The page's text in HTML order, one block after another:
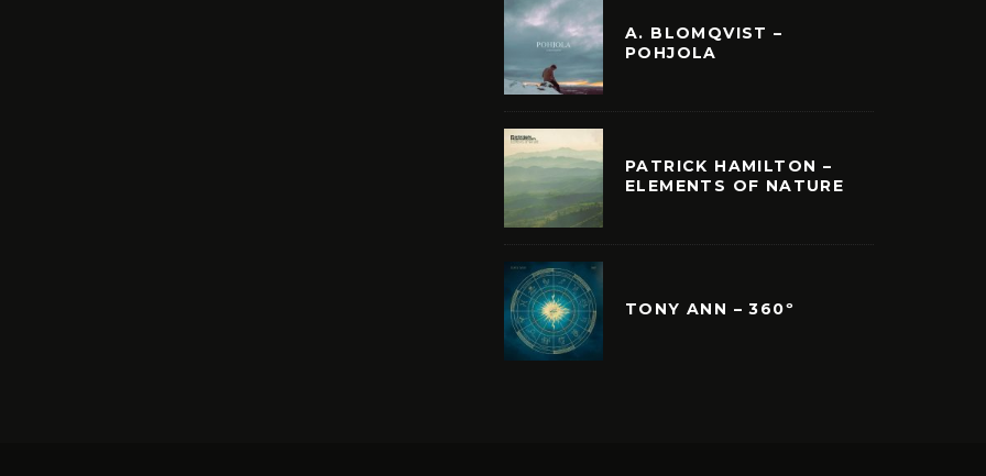
¿POR QUÉ LA MÚSICA DE
LUDOVICO EINAUDI NO ES
MÚSICA CLÁSICA?
A. BLOMQVIST –
POHJOLA
PATRICK HAMILTON –
ELEMENTS OF NATURE
TONY ANN – 360º